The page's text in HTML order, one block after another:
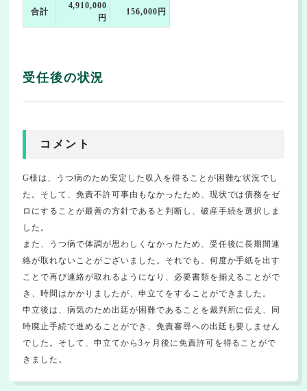
合計
4,910,000
円
156,000円
受任後の状況
コメント
G様は、うつ病のため安定した収入を得ることが困難な状況でし
た。そして、免責不許可事由もなかったため、現状では債務をゼ
ロにすることが最善の方針であると判断し、破産手続を選択しま
した。
また、うつ病で体調が思わしくなかったため、受任後に長期間連
絡が取れないことがございました。それでも、何度か手紙を出す
ことで再び連絡が取れるようになり、必要書類を揃えることがで
き、時間はかかりましたが、申立てをすることができました。
申立後は、病気のため出廷が困難であることを裁判所に伝え、同
時廃止手続で進めることができ、免責審尋への出廷も要しません
でした。そして、申立てから3ヶ月後に免責許可を得ることがで
きました。